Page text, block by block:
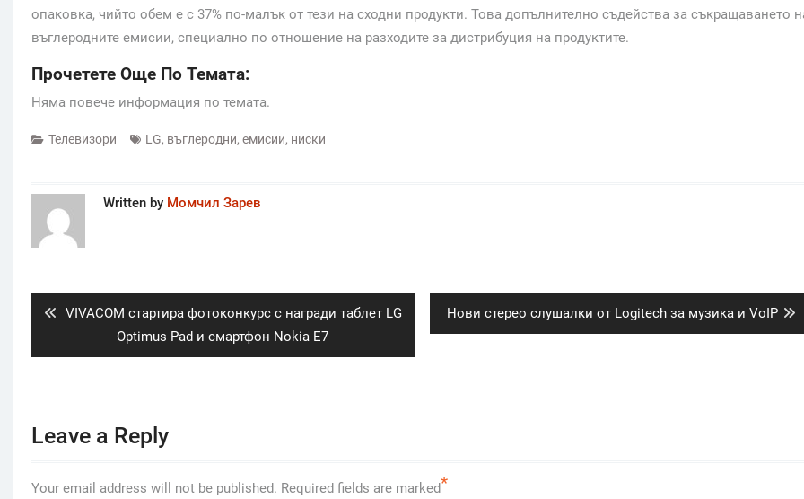
опаковка, чийто обем е с 37% по-малък от тези на сходни продукти. Това допълнително съдейства за съкращаването
въглеродните емисии, специално по отношение на разходите за дистрибуция на продуктите.
Прочетете Още По Темата:
Няма повече информация по темата.
Телевизори LG, въглеродни, емисии, ниски
Written by Момчил Зарев
Previous
VIVACOM стартира фотоконкурс с награди таблет LG
Optimus Pad и смартфон Nokia E7
Next
post:
Нови стерео слушалки от Logitech за музика и VoIP
Leave a Reply
Your email address will not be published. Required fields are marked*